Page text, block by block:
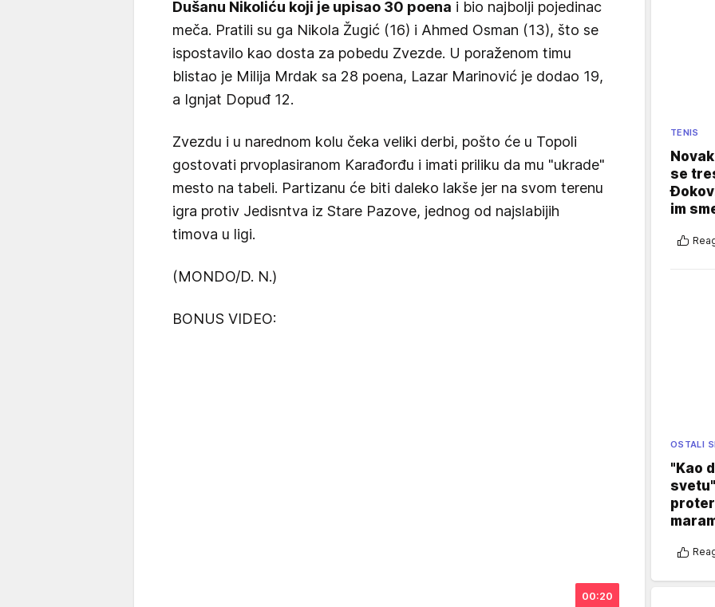
Dušanu Nikoliću koji je upisao 30 poena i bio najbolji pojedinac
meča. Pratili su ga Nikola Žugić (16) i Ahmed Osman (13), što se
ispostavilo kao dosta za pobedu Zvezde. U poraženom timu
blistao je Milija Mrdak sa 28 poena, Lazar Marinović je dodao 19,
a Ignjat Dopuđ 12.
Zvezdu i u narednom kolu čeka veliki derbi, pošto će u Topoli
gostovati prvoplasiranom Karađorđu i imati priliku da mu "ukrade"
mesto na tabeli. Partizanu će biti daleko lakše jer na svom terenu
igra protiv Jedisntva iz Stare Pazove, jednog od najslabijih
timova u ligi.
(MONDO/D. N.)
BONUS VIDEO:
00:20
TENIS
se
im
OSTALI
"Kao